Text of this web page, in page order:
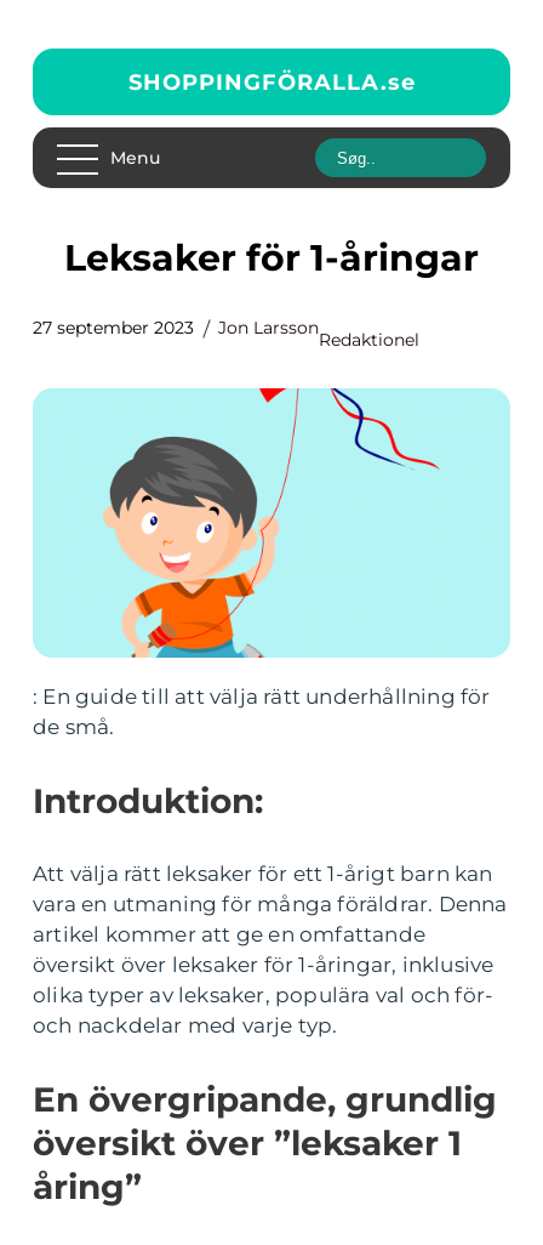
SHOPPINGFÖRALLA.se
Menu
Leksaker för 1-åringar
27 september 2023 Jon Larsson
Redaktionel
: En guide till att välja rätt underhållning för
de små.
Introduktion:
Att välja rätt leksaker för ett 1-årigt barn kan
vara en utmaning för många föräldrar. Denna
artikel kommer att ge en omfattande
översikt över leksaker för 1-åringar, inklusive
olika typer av leksaker, populära val och för-
och nackdelar med varje typ.
En övergripande, grundlig
översikt över ”leksaker 1
åring”